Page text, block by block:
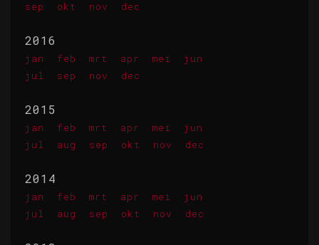
sep
okt nov dec
2016
jan feb mrt apr mei
jun
jul
sep nov dec
2015
jan feb mrt apr mei
jun
jul
aug sep okt nov dec
2014
jan feb mrt apr mei
jun
jul
aug sep okt nov dec